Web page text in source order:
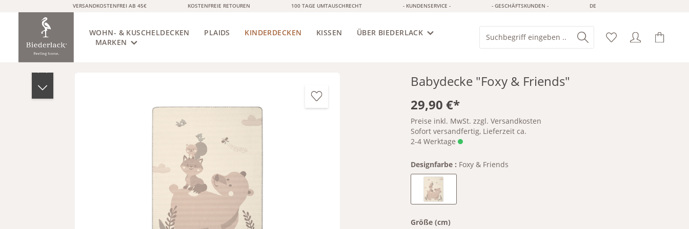
Zur Hauptnavigation springen
VERSANDKOSTENFREI AB 45€ KOSTENFREIE RETOUREN 100 TAGE UMTAUSCHRECHT - KUNDENSERVICE - - GESCHÄFTSKUNDEN - DE
WOHN- & KUSCHELDECKEN PLAIDS
KISSEN
ÜBER BIEDERLACK
MARKEN
Babydecke "Foxy & Friends"
29,90 €*
Preise inkl. MwSt. zzgl. Versandkosten
Sofort versandfertig, Lieferzeit ca.
2-4 Werktage
Designfarbe : Foxy & Friends
Foxy & Friends
Größe (cm)